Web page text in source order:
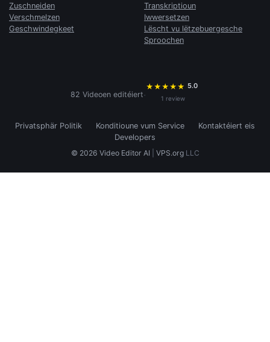
Zuschneiden
Verschmelzen
Geschwindegkeet
Transkriptioun
Iwwersetzen
Lëscht vu lëtzebuergesche
Sproochen
82 Videoen editéiert·
★ ★ ★ ★ ★ 5.0
1 review
Privatsphär Politik Konditioune vum Service
Kontaktéiert eis
Developers
© 2026 Video Editor AI
VPS.orgLLC